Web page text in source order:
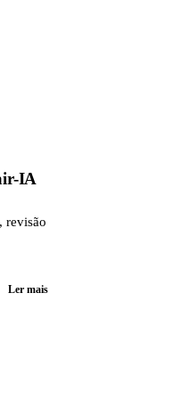
IA
revisão
Ler mais